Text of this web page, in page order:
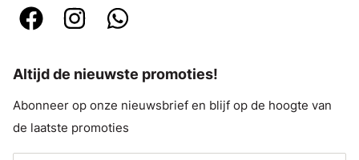
Altijd de nieuwste promoties!
Abonneer op onze nieuwsbrief en blijf op de hoogte van
de laatste promoties